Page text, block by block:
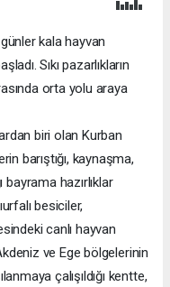
günler kala hayvan
Sıkı pazarlıkların
orta yolu araya
biri olan Kurban
barıştığı, kaynaşma,
bayrama hazırlıklar
besiciler,
canlı hayvan
ve Ege bölgelerinin
çalışıldığı kentte,